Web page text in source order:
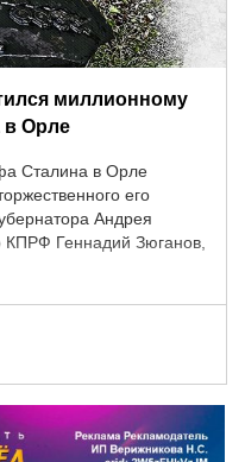
миллионному
в Орле
Сталина в Орле
его
Андрея
КПРФ Геннадий Зюганов,